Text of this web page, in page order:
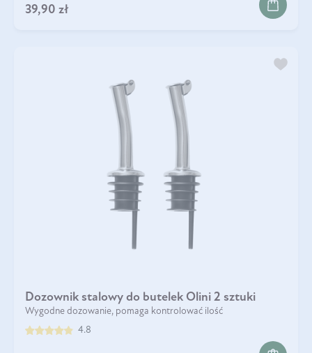
39,90 zł
Dozownik stalowy do butelek Olini 2 sztuki
Wygodne dozowanie, pomaga kontrolować ilość
4.8